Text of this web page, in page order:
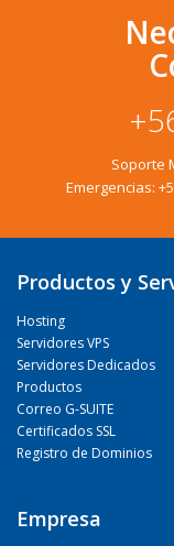
Soporte
Emergencias:
Productos y
Hosting
Servidores VPS
Servidores Dedicados
Productos
Correo G-SUITE
Certificados SSL
Registro de Dominios
Empresa